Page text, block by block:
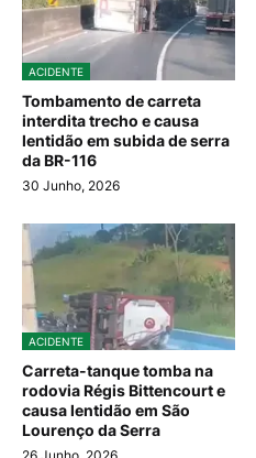
ACIDENTE
Tombamento de carreta
interdita trecho e causa
lentidão em subida de serra
da BR-116
30 Junho, 2026
ACIDENTE
Carreta-tanque tomba na
rodovia Régis Bittencourt e
causa lentidão em São
Lourenço da Serra